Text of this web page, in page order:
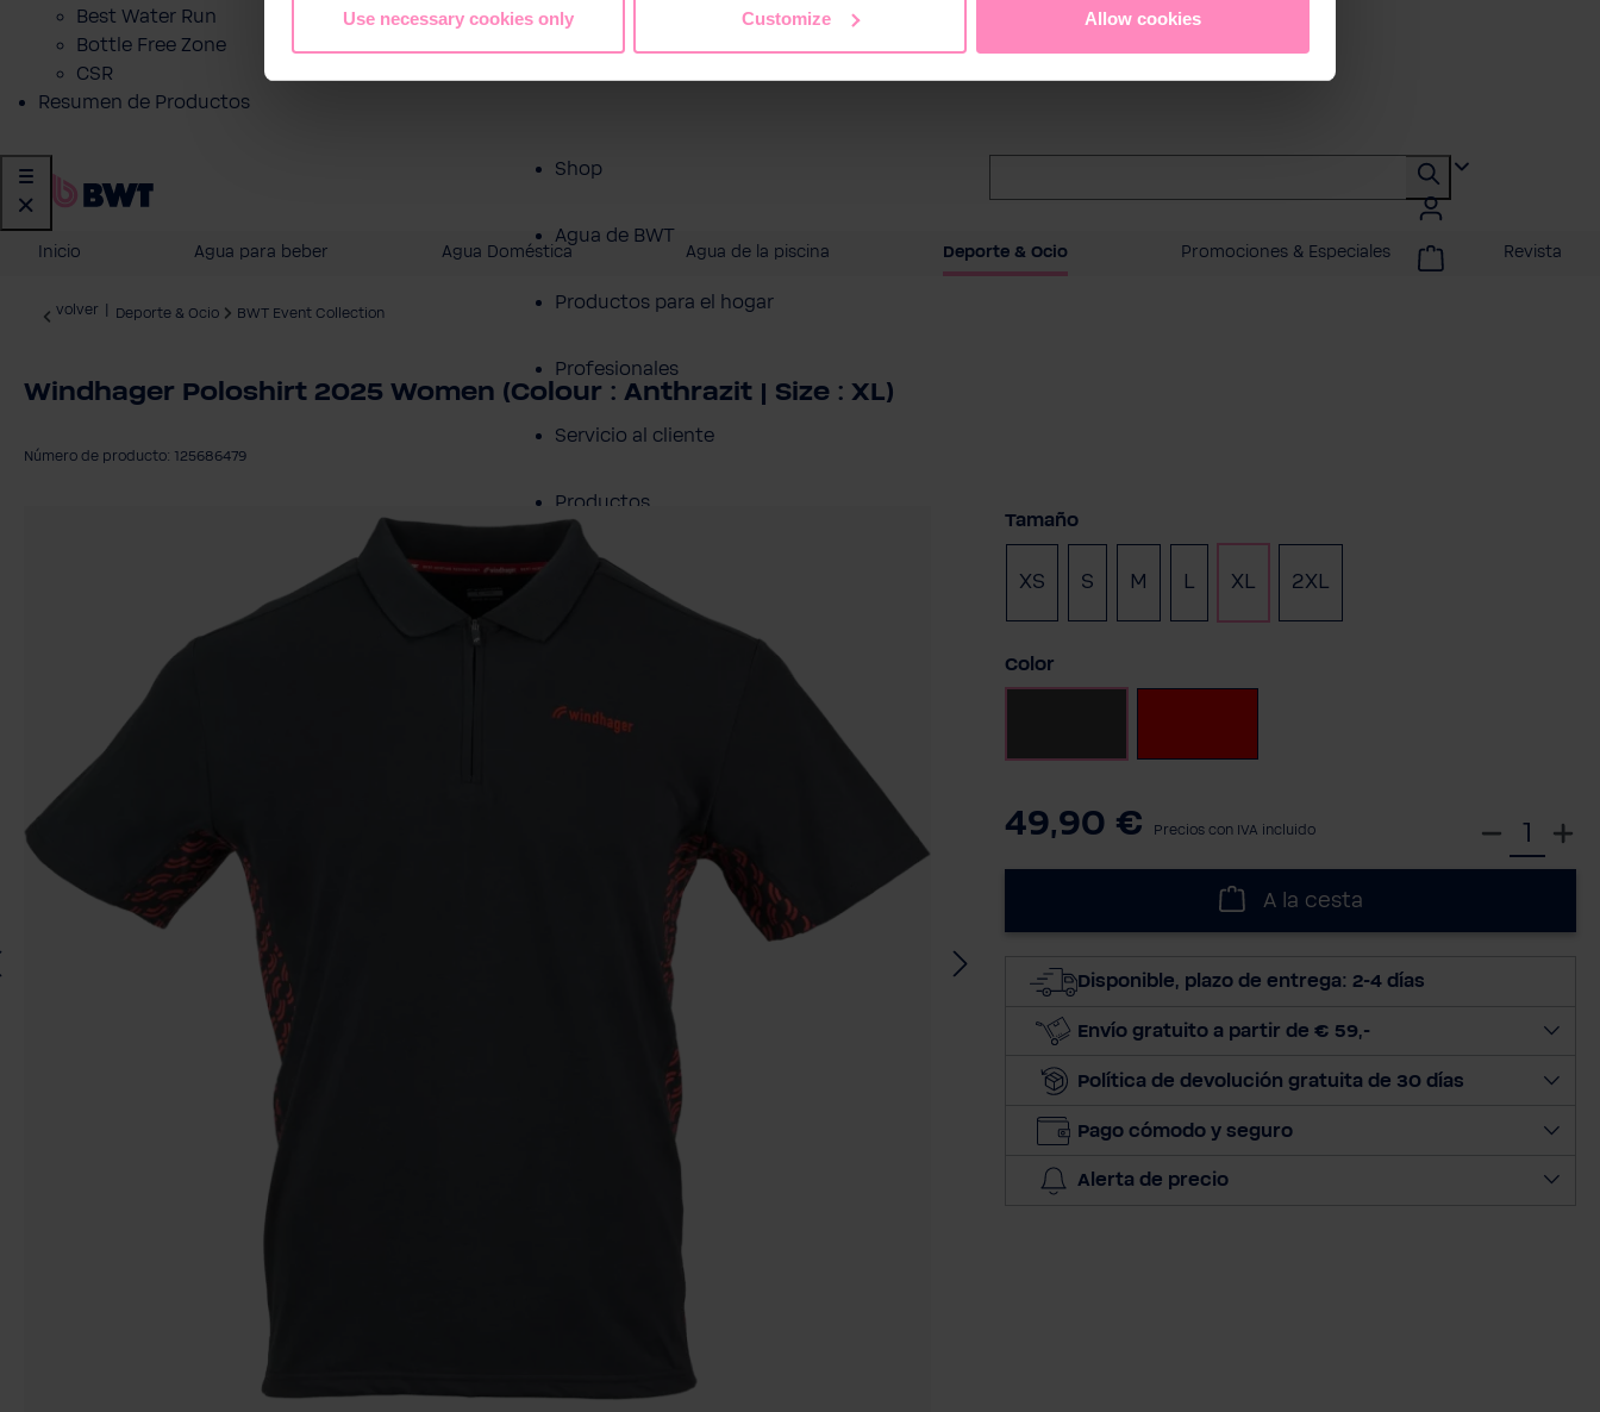
Use necessary cookies only Customize Allow cookies
Best Water Run
Bottle Free Zone
CSR
Resumen de Productos
Shop
Agua de BWT
Productos para el hogar
Profesionales
Servicio al cliente
Productos
Sobre BWT
Resumen de Productos
Inicio Agua para beber Agua Doméstica Agua de la piscina Deporte & Ocio Promociones & Especiales Revista
volver Deporte & Ocio BWT Event Collection
Windhager Poloshirt 2025 Women (Colour : Anthrazit | Size : XL)
Número de producto: 125686479
Seleccione
Tamaño
XS S M L XL 2XL
Seleccione
Color
49,90 € Precios con IVA incluido
c
o
a
c
A la cesta
Disponible, plazo de entrega: 2-4 días
Envío gratuito a partir de € 59,-
Política de devolución gratuita de 30 días
Pago cómodo y seguro
Alerta de precio